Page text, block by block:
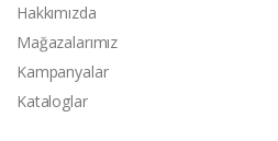
Hakkımızda
Mağazalarımız
Kampanyalar
Kataloglar